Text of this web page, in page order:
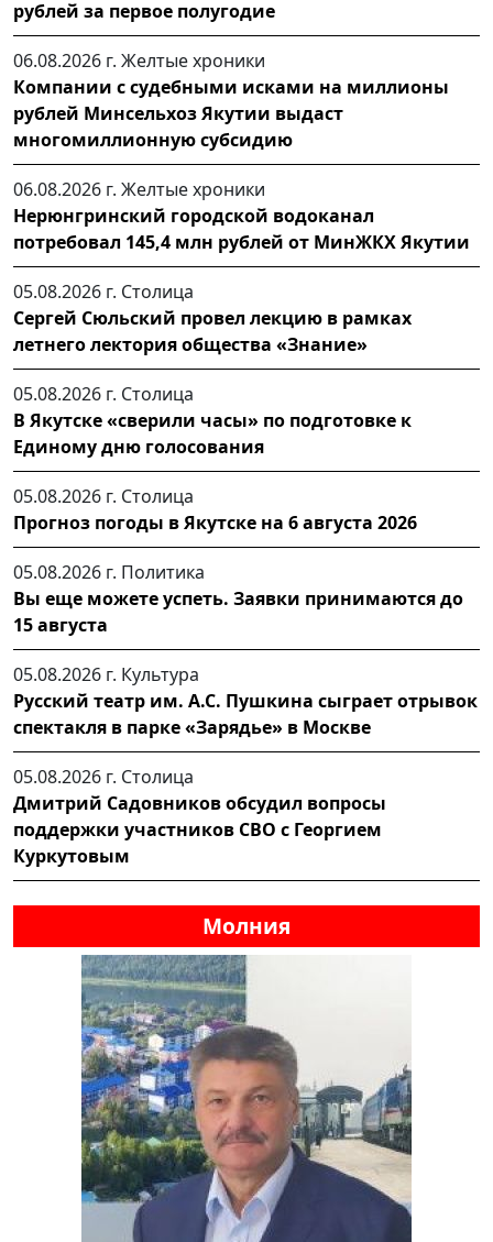
рублей за первое полугодие
06.08.2026 г. Желтые хроники
Компании с судебными исками на миллионы
рублей Минсельхоз Якутии выдаст
многомиллионную субсидию
06.08.2026 г. Желтые хроники
Нерюнгринский городской водоканал
потребовал 145,4 млн рублей от МинЖКХ Якутии
05.08.2026 г. Столица
Сергей Сюльский провел лекцию в рамках
летнего лектория общества «Знание»
05.08.2026 г. Столица
В Якутске «сверили часы» по подготовке к
Единому дню голосования
05.08.2026 г. Столица
Прогноз погоды в Якутске на 6 августа 2026
05.08.2026 г. Политика
Вы еще можете успеть. Заявки принимаются до
15 августа
05.08.2026 г. Культура
Русский театр им. А.С. Пушкина сыграет отрывок
спектакля в парке «Зарядье» в Москве
05.08.2026 г. Столица
Дмитрий Садовников обсудил вопросы
поддержки участников СВО с Георгием
Куркутовым
Молния